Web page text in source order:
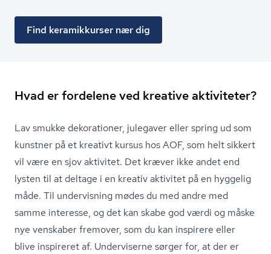
Find keramikkurser nær dig
Hvad er fordelene ved kreative aktiviteter?
Lav smukke dekorationer, julegaver eller spring ud som
kunstner på et kreativt kursus hos AOF, som helt sikkert
vil være en sjov aktivitet. Det kræver ikke andet end
lysten til at deltage i en kreativ aktivitet på en hyggelig
måde. Til undervisning mødes du med andre med
samme interesse, og det kan skabe god værdi og måske
nye venskaber fremover, som du kan inspirere eller
blive inspireret af. Underviserne sørger for, at der er